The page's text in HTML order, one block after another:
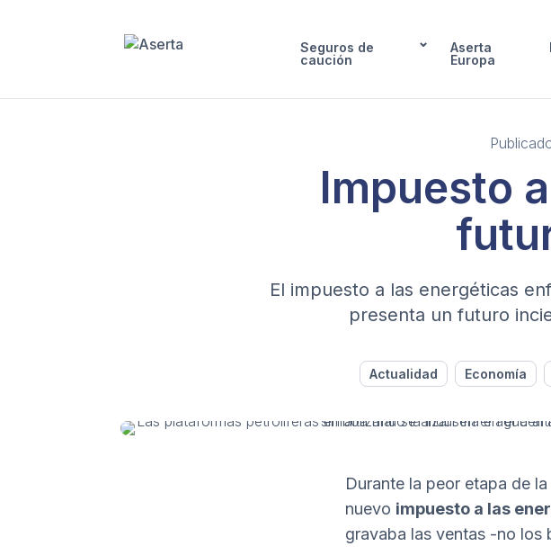
Seguros de
caución
Aserta
Europa
Impuesto
El impuesto a las energéticas
presenta un futuro
Actualidad Economía
Durante la peor etapa de
nuevo impuesto a las
gravaba las ventas -no los